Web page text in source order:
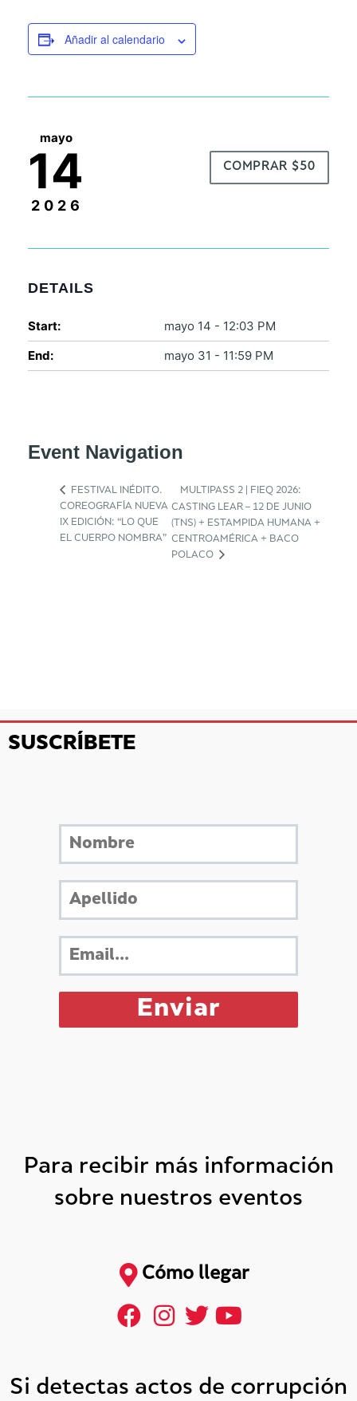
Añadir al calendario
mayo
14
2026
COMPRAR $50
DETAILS
Start:
mayo 14 - 12:03 PM
End:
mayo 31 - 11:59 PM
Event Navigation
FESTIVAL INÉDITO.
COREOGRAFÍA NUEVA
IX EDICIÓN: “LO QUE
EL CUERPO NOMBRA”
MULTIPASS 2 | FIEQ 2026:
CASTING LEAR – 12 DE JUNIO
(TNS) + ESTAMPIDA HUMANA +
CENTROAMÉRICA + BACO
POLACO
SUSCRÍBETE
Para recibir más información
sobre nuestros eventos
Cómo llegar
Si detectas actos de corrupción